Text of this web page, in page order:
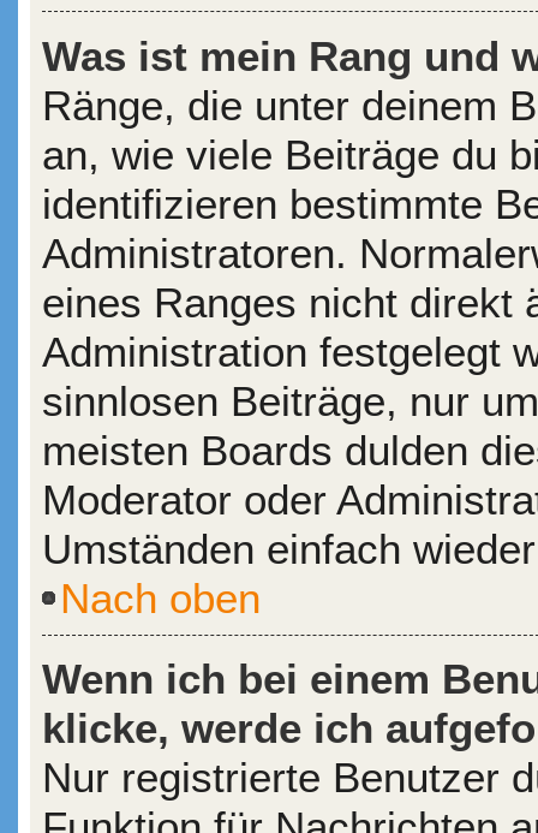
Was ist mein Rang und
Ränge, die unter deinem
an, wie viele Beiträge du
identifizieren bestimmte
Administratoren.
eines Ranges nicht direkt
Administration festgelegt
sinnlosen Beiträge, nur
meisten Boards dulden
Moderator oder
Umständen einfach
Nach oben
Wenn ich bei einem
klicke, werde ich
Nur registrierte Benutzer